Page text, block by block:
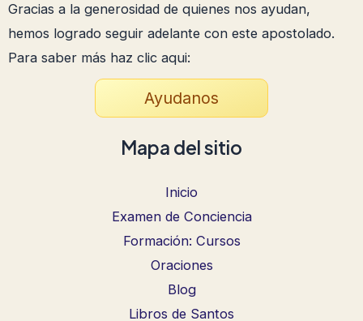
Gracias a la generosidad de quienes nos ayudan,
hemos logrado seguir adelante con este apostolado.
Para saber más haz clic aqui:
Ayudanos
Mapa del sitio
Inicio
Examen de Conciencia
Formación: Cursos
Oraciones
Blog
Libros de Santos